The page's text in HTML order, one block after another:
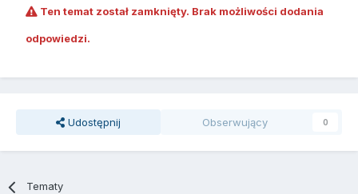
Ten temat został zamknięty. Brak możliwości dodania
odpowiedzi.
Udostępnij Obserwujący 0
Tematy